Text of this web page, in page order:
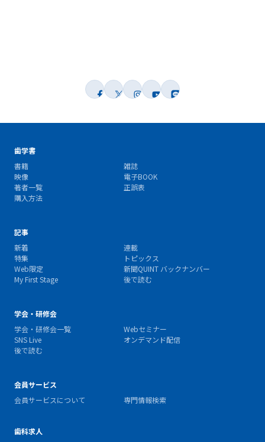
歯学書
書籍
雑誌
映像
電子BOOK
著者一覧
正誤表
購入方法
記事
新着
連載
特集
トピックス
Web限定
新聞QUINT バックナンバー
My First Stage
後で読む
学会・研修会
学会・研修会一覧
Webセミナー
SNS Live
オンデマンド配信
後で読む
会員サービス
会員サービスについて
専門情報検索
歯科求人